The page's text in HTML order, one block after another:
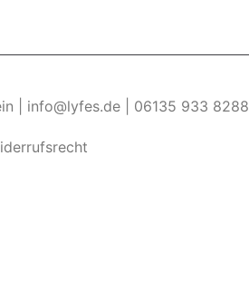
| info@lyfes.de | 06135 933 8288